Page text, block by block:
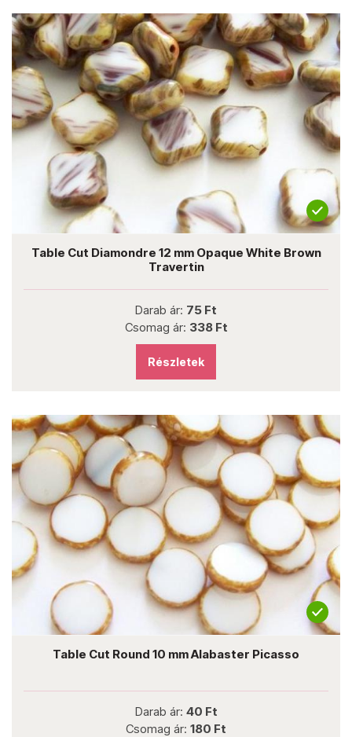
Table Cut Diamondre 12 mm Opaque White Brown
Travertin
Darab ár: 75 Ft
Csomag ár: 338 Ft
Részletek
Table Cut Round 10 mm Alabaster Picasso
Darab ár: 40 Ft
Csomag ár: 180 Ft